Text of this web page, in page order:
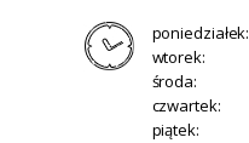
poniedziałek:
wtorek:
środa:
czwartek:
piątek: